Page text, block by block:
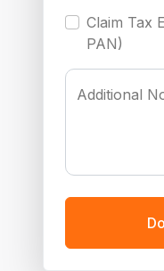
Claim Tax
PAN)
Additional